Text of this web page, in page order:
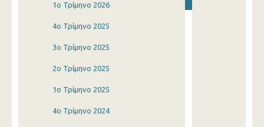
1o Τρίμηνο 2026
4o Τρίμηνο 2025
3o Τρίμηνο 2025
2o Τρίμηνο 2025
1o Τρίμηνο 2025
4o Τρίμηνο 2024